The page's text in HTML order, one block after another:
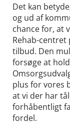
Det kan
og ud af
chance for, at
Rehab-
tilbud. Den
forsøge at
plus for vores
at vi der har
forhåbentligt
fordel.